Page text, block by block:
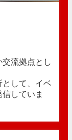
交流拠点とし
して、イベ
していま